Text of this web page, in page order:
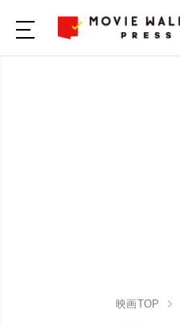
映画TOP